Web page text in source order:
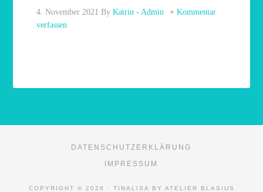
4. November 2021 ByKatrin - Admin
Kommentar
verfassen
DATENSCHUTZERKLÄRUNG
IMPRESSUM
COPYRIGHT © 2026 · TINALISA BY ATELIER BLASIUS